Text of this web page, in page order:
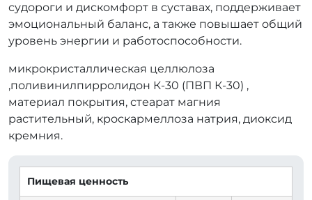
судороги и дискомфорт в суставах, поддерживает
эмоциональный баланс, а также повышает общий
уровень энергии и работоспособности.
микрокристаллическая целлюлоза
,поливинилпирролидон К-30 (ПВП К-30) ,
материал покрытия, стеарат магния
растительный, кроскармеллоза натрия, диоксид
кремния.
Пищевая ценность